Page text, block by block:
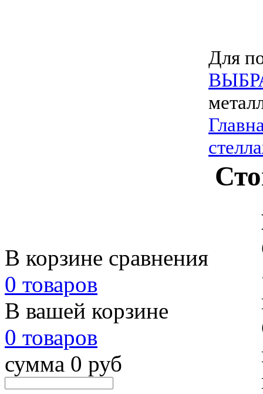
В корзине сравнения
0 товаров
В вашей корзине
0 товаров
сумма 0 руб
Для